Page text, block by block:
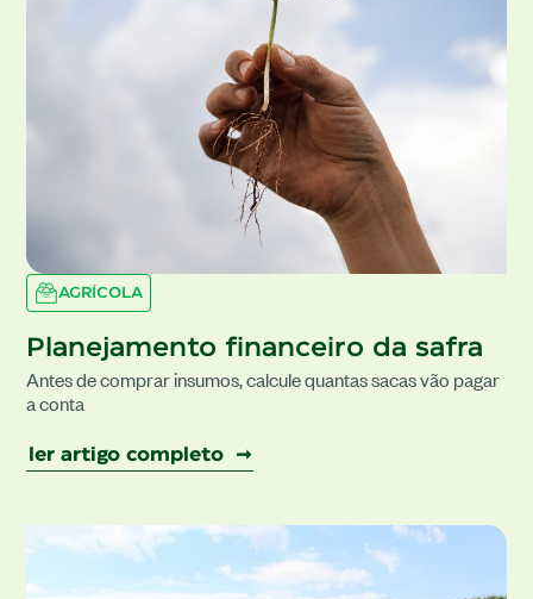
AGRÍCOLA
Planejamento financeiro da safra
Antes de comprar insumos, calcule quantas sacas vão pagar
a conta
ler artigo completo ➞